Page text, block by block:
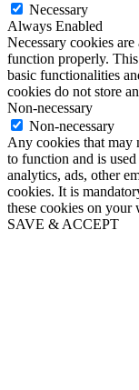
Necessary
Always Enabled
Necessary cookies
function properly.
basic functionalities
cookies do not store
Non-necessary
Non-necessary
Any cookies that may
to function and is
analytics, ads, other
cookies. It is
these cookies on your
SAVE & ACCEPT